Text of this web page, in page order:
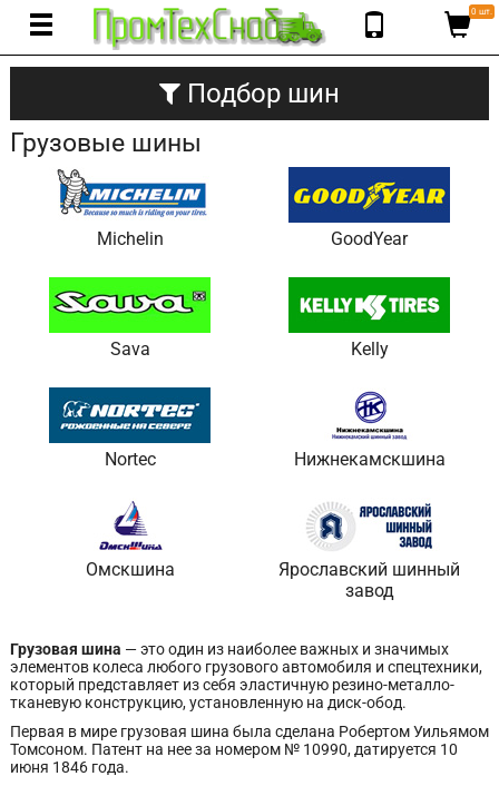
0 шт.
Подбор шин
Грузовые шины
Michelin GoodYear
Sava Kelly
Nortec Нижнекамскшина
Омскшина
Ярославский шинный
завод
Грузовая шина — это один из наиболее важных и значимых
элементов колеса любого грузового автомобиля и спецтехники,
который представляет из себя эластичную резино-металло-
тканевую конструкцию, установленную на диск-обод.
Первая в мире грузовая шина была сделана Робертом Уильямом
Томсоном. Патент на нее за номером № 10990, датируется 10
июня 1846 года.